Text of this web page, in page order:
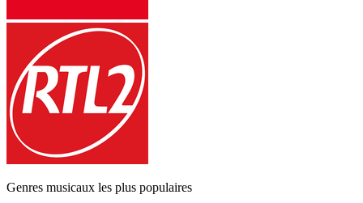
Genres musicaux les plus populaires